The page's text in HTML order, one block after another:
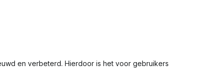
en verbeterd. Hierdoor is het voor gebruikers